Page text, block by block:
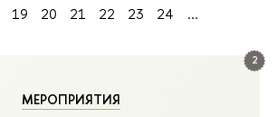
2
МЕРОПРИЯТИЯ
19 20 21 22 23 24
...